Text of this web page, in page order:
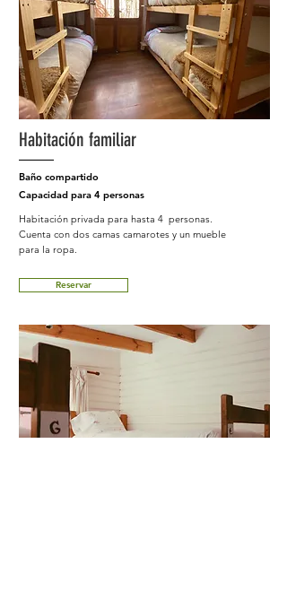
Habitación familiar
Baño compartido
Capacidad para 4 personas
Habitación privada para hasta 4 personas.
Cuenta con dos camas camarotes y un mueble
para la ropa.
Reservar